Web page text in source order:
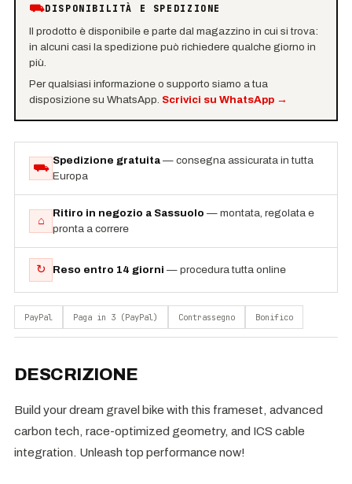
⛟DISPONIBILITÀ E SPEDIZIONE
Il prodotto è disponibile e parte dal magazzino in cui si trova:
in alcuni casi la spedizione può richiedere qualche giorno in
più.
Per qualsiasi informazione o supporto siamo a tua
disposizione su WhatsApp. Scrivici su WhatsApp→
⛟
Spedizione gratuita — consegna assicurata in tutta
Europa
⌂
Ritiro in negozio a Sassuolo — montata, regolata e
pronta a correre
↻ Reso entro 14 giorni — procedura tutta online
PayPal Paga in 3 (PayPal) Contrassegno Bonifico
DESCRIZIONE
Build your dream gravel bike with this frameset, advanced
carbon tech, race-optimized geometry, and ICS cable
integration. Unleash top performance now!